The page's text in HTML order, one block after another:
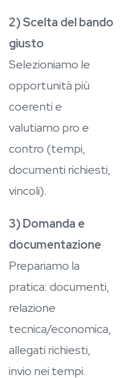
2) Scelta del bando
giusto
Selezioniamo le
opportunità più
coerenti e
valutiamo pro e
contro (tempi,
documenti richiesti,
vincoli).
3) Domanda e
documentazione
Prepariamo la
pratica: documenti,
relazione
tecnica/economica,
allegati richiesti,
invio nei tempi.